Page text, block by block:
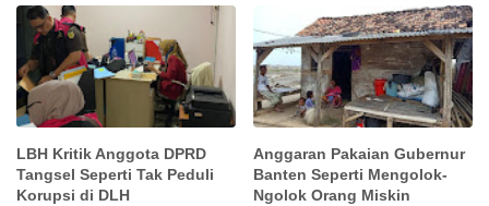
LBH Kritik Anggota DPRD
Tangsel Seperti Tak Peduli
Korupsi di DLH
Anggaran Pakaian Gubernur
Banten Seperti Mengolok-
Ngolok Orang Miskin